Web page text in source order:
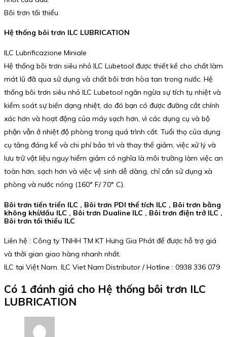
Bôi trơn tối thiểu
Hệ thống bôi trơn ILC LUBRICATION
ILC Lubrificazione Miniale
Hệ thống bôi trơn siêu nhỏ ILC Lubetool được thiết kế cho chất làm
mát lũ đã qua sử dụng và chất bôi trơn hòa tan trong nước. Hệ
thống bôi trơn siêu nhỏ ILC Lubetool ngăn ngừa sự tích tụ nhiệt và
kiểm soát sự biến dạng nhiệt, do đó bạn có được đường cắt chính
xác hơn và hoạt động của máy sạch hơn, vì các dụng cụ và bộ
phận vẫn ở nhiệt độ phòng trong quá trình cắt. Tuổi thọ của dụng
cụ tăng đáng kể và chi phí bảo trì và thay thế giảm, việc xử lý và
lưu trữ vật liệu nguy hiểm giảm có nghĩa là môi trường làm việc an
toàn hơn, sạch hơn và việc vệ sinh dễ dàng, chỉ cần sử dụng xà
phòng và nước nóng (160° F/ 70° C).
Bôi trơn tiến triển ILC , Bôi trơn PDI thể tích ILC , Bôi trơn bằng
không khí/dầu ILC , Bôi trơn Dualine ILC , Bôi trơn điện trở ILC ,
Bôi trơn tối thiểu ILC
Liên hệ : Công ty TNHH TM KT Hưng Gia Phát để được hỗ trợ giá
và thời gian giao hàng nhanh nhất.
ILC tại Việt Nam. ILC Viet Nam Distributor / Hotline : 0938 336 079
Có 1 đánh giá cho Hệ thống bôi trơn ILC
LUBRICATION